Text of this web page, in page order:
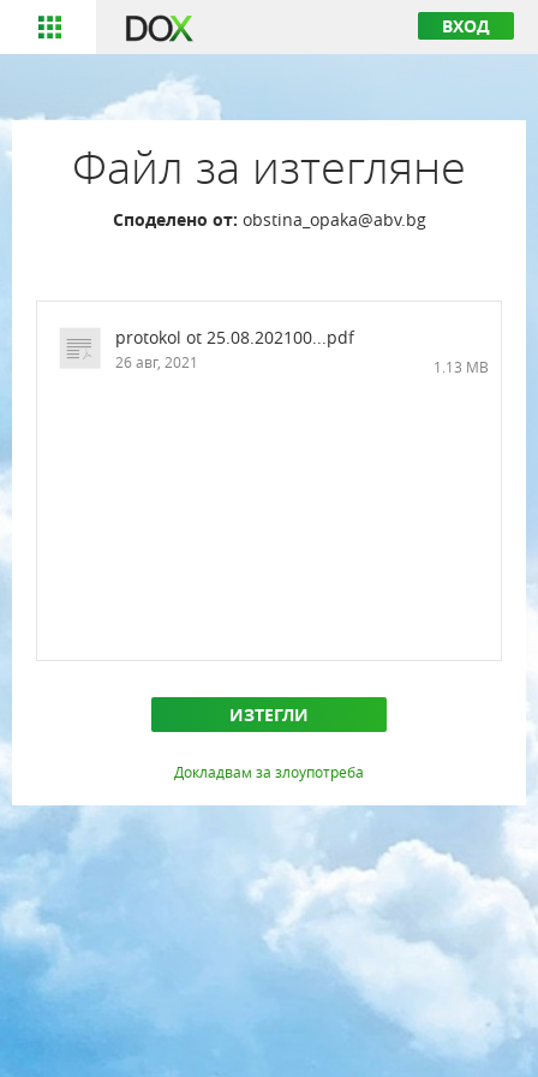
ВХОД
Файл за изтегляне
Споделено от: obstina_opaka@abv.bg
protokol ot 25.08.202100...pdf
26 авг, 2021 1.13 MB
ИЗТЕГЛИ
Докладвам за злоупотреба